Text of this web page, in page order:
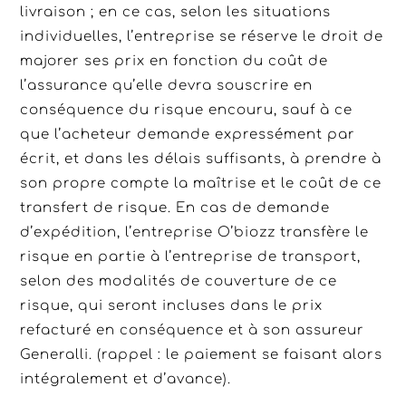
livraison ; en ce cas, selon les situations
individuelles, l’entreprise se réserve le droit de
majorer ses prix en fonction du coût de
l’assurance qu’elle devra souscrire en
conséquence du risque encouru, sauf à ce
que l’acheteur demande expressément par
écrit, et dans les délais suffisants, à prendre à
son propre compte la maîtrise et le coût de ce
transfert de risque. En cas de demande
d’expédition, l’entreprise O’biozz transfère le
risque en partie à l’entreprise de transport,
selon des modalités de couverture de ce
risque, qui seront incluses dans le prix
refacturé en conséquence et à son assureur
Generalli. (rappel : le paiement se faisant alors
intégralement et d’avance).